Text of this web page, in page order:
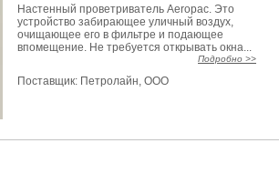
Настенный проветриватель Aeropac. Это
устройство забирающее уличный воздух,
очищающее его в фильтре и подающее
впомещение. Не требуется открывать окна...
Подробно >>
Поставщик: Петролайн, ООО